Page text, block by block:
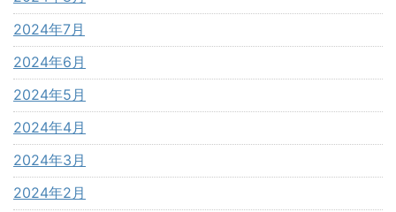
2024年7月
2024年6月
2024年5月
2024年4月
2024年3月
2024年2月